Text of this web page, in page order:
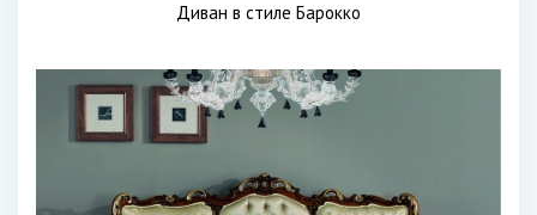
Диван в стиле Барокко